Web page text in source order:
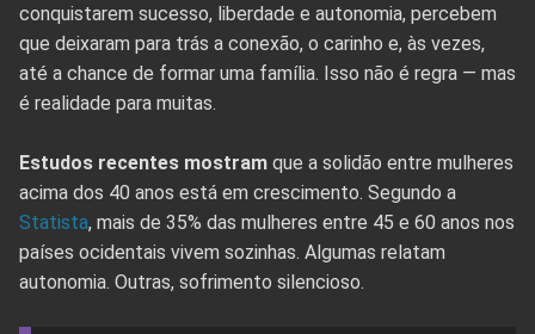
conquistarem sucesso, liberdade e autonomia, percebem
que deixaram para trás a conexão, o carinho e, às vezes,
até a chance de formar uma família. Isso não é regra — mas
é realidade para muitas.
Estudos recentes mostramque a solidão entre mulheres
acima dos 40 anos está em crescimento. Segundo a
Statista, mais de 35% das mulheres entre 45 e 60 anos nos
países ocidentais vivem sozinhas. Algumas relatam
autonomia. Outras, sofrimento silencioso.